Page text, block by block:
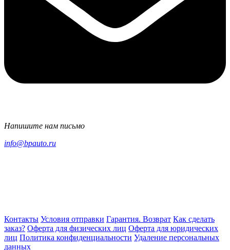
Напишите нам письмо
info@bpauto.ru
Контакты Условия отправки Гарантия. Возврат Как сделать
заказ? Оферта для физических лиц Оферта для юридических
лиц Политика конфиденциальности Удаление персональных
данных